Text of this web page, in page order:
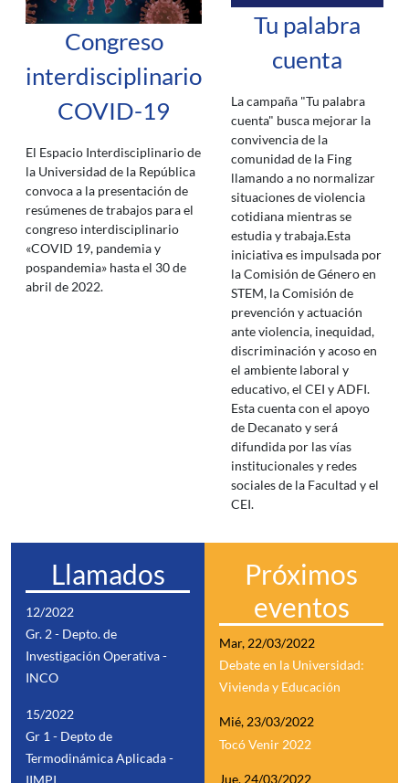
Congreso
interdisciplinario
COVID-19
El Espacio Interdisciplinario de
la Universidad de la República
convoca a la presentación de
resúmenes de trabajos para el
congreso interdisciplinario
«COVID 19, pandemia y
pospandemia» hasta el 30 de
abril de 2022.
Tu palabra
cuenta
La campaña "Tu palabra
cuenta" busca mejorar la
convivencia de la
comunidad de la Fing
llamando a no normalizar
situaciones de violencia
cotidiana mientras se
estudia y trabaja.Esta
iniciativa es impulsada por
la Comisión de Género en
STEM, la Comisión de
prevención y actuación
ante violencia, inequidad,
discriminación y acoso en
el ambiente laboral y
educativo, el CEI y ADFI.
Esta cuenta con el apoyo
de Decanato y será
difundida por las vías
institucionales y redes
sociales de la Facultad y el
CEI.
Llamados
12/2022
Gr. 2 - Depto. de
Investigación Operativa -
INCO
15/2022
Gr 1 - Depto de
Termodinámica Aplicada -
IIMPI
Próximos
eventos
Mar, 22/03/2022
Debate en la Universidad:
Vivienda y Educación
Mié, 23/03/2022
Tocó Venir 2022
Jue, 24/03/2022